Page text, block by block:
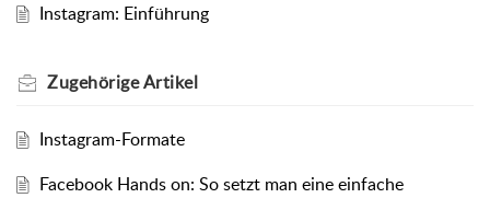
Instagram: Einführung
ZugehörigeArtikel
Instagram-Formate
Facebook Hands on: So setzt man eine einfache